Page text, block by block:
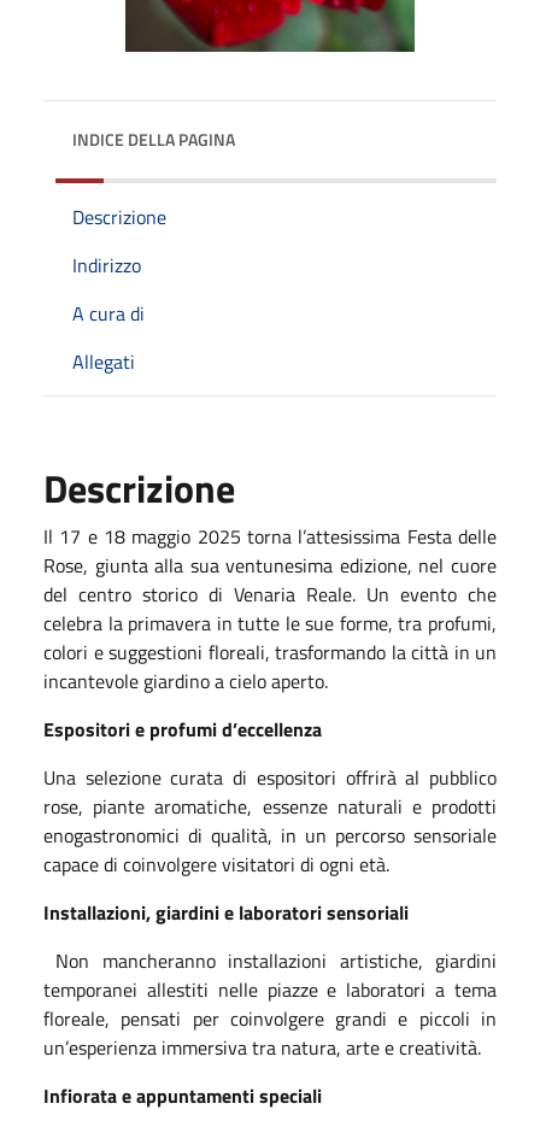
INDICE DELLA PAGINA
Descrizione
Indirizzo
A cura di
Allegati
Descrizione
Il 17 e 18 maggio 2025 torna l’attesissima Festa delle
Rose, giunta alla sua ventunesima edizione, nel cuore
del centro storico di Venaria Reale. Un evento che
celebra la primavera in tutte le sue forme, tra profumi,
colori e suggestioni floreali, trasformando la città in un
incantevole giardino a cielo aperto.
Espositori e profumi d’eccellenza
Una selezione curata di espositori offrirà al pubblico
rose, piante aromatiche, essenze naturali e prodotti
enogastronomici di qualità, in un percorso sensoriale
capace di coinvolgere visitatori di ogni età.
Installazioni, giardini e laboratori sensoriali
Non mancheranno installazioni artistiche, giardini
temporanei allestiti nelle piazze e laboratori a tema
floreale, pensati per coinvolgere grandi e piccoli in
un’esperienza immersiva tra natura, arte e creatività.
Infiorata e appuntamenti speciali